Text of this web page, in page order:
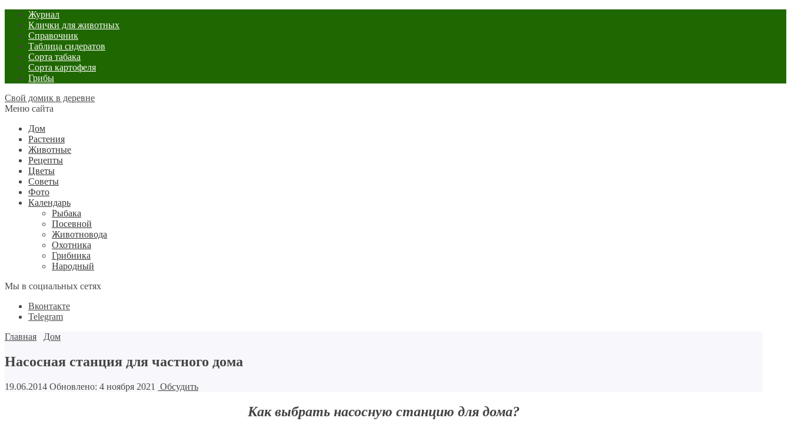
Журнал
Клички для животных
Справочник
Таблица сидератов
Сорта табака
Сорта картофеля
Грибы
Свой домик в деревне
Меню сайта
Дом
Растения
Животные
Рецепты
Цветы
Советы
Фото
Календарь
Рыбака
Посевной
Животновода
Охотника
Грибника
Народный
Мы в социальных сетях
Вконтакте
Telegram
Главная
Дом
Насосная станция для частного дома
19.06.2014 Обновлено: 4 ноября 2021 Обсудить
Как выбрать насосную станцию для дома?